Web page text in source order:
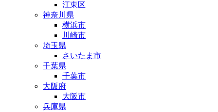
江東区
神奈川県
横浜市
川崎市
埼玉県
さいたま市
千葉県
千葉市
大阪府
大阪市
兵庫県